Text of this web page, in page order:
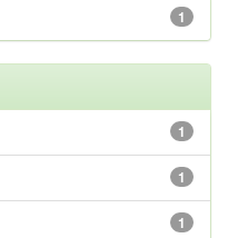
1
1
1
1